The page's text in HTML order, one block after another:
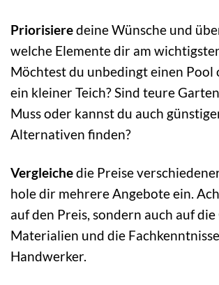
Priorisieredeine Wünsche und
welche Elemente dir am
Möchtest du unbedingt einen
ein kleiner Teich? Sind teure
Muss oder kannst du auch
Alternativen finden?
Vergleichedie Preise
hole dir mehrere Angebote ein.
auf den Preis, sondern auch auf
Materialien und die
Handwerker.